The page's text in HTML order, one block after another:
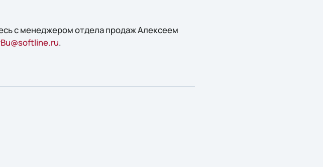
с менеджером отдела продаж Алексеем
.